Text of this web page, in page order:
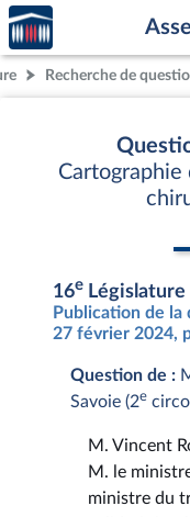
Aller au contenu
Aller en bas de la page
Accèder
à la
page
d'accueilRecherche de
Cartographie
16e Législature
Publication de la
27 février 2024,
Question de :
Savoie (2e
M. Vincent
M. le
ministre du